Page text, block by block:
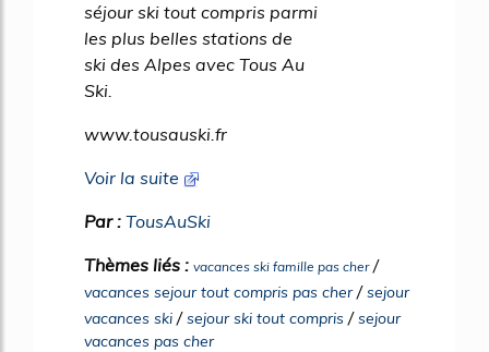
séjour ski tout compris parmi
les plus belles stations de
ski des Alpes avec Tous Au
Ski.
www.tousauski.fr
Voir la suite
Par : TousAuSki
Thèmes liés : vacances ski famille pas cher/
vacances sejour tout compris pas cher/sejour
vacances ski /sejour ski tout compris /sejour
vacances pas cher